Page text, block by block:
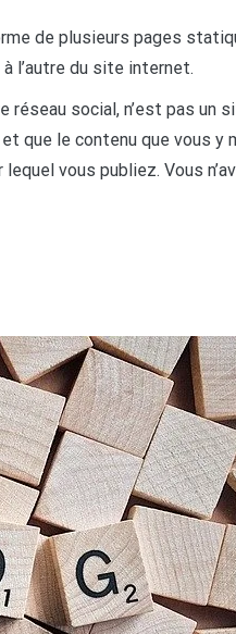
de plusieurs pages
l’autre du site internet.
social, n’est pas un
que le contenu que vous
vous publiez. Vous